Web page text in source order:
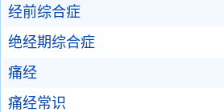
经前综合症
绝经期综合症
痛经
痛经常识